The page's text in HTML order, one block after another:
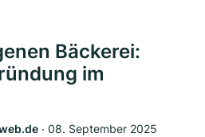
Bäckerei:
im
‧ 08. September 2025